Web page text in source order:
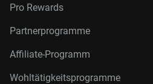
Pro Rewards
Partnerprogramme
Affiliate-Programm
Wohltätigkeitsprogramme